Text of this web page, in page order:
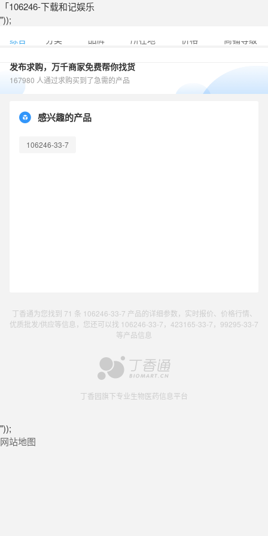
「106246-下载和记娱乐
"));
综合 分类 品牌 所在地 价格 商铺等级
发布求购，万千商家免费帮你找货
167980 人通过求购买到了急需的产品
感兴趣的产品
106246-33-7
丁香通为您找到 71 条 106246-33-7 产品的详细参数，实时报价、价格行情、
优质批发/供应等信息，您还可以找 106246-33-7，423165-33-7，99295-33-7
等产品信息
丁香园旗下专业生物医药信息平台
"));
网站地图